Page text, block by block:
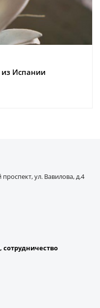
из Испании
ул. Вавилова, д.4